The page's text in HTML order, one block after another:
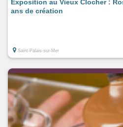
Exposition au Vieux Clocher :
ans de création
Saint-Palais-sur-Mer